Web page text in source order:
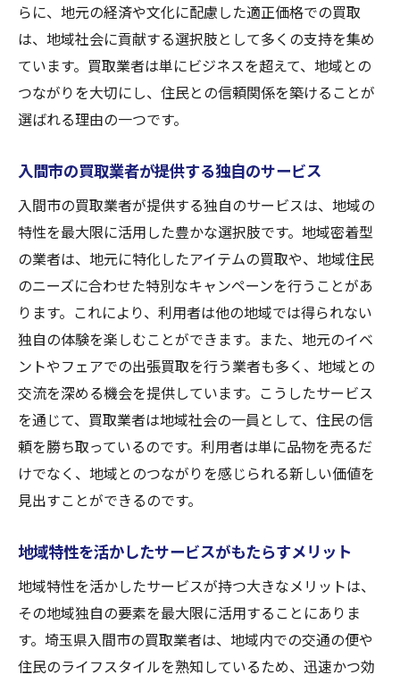
入間市で安心して買取を利用するためのチ
ェックポイント
地域特性を活かした入間市の買取業者の評判と
は
地域特性が買取サービスに与える影響
入間市の買取業者が持つ特有の評判
地元住民からの信頼を得るための取り組み
入間市の経済状況を反映した買取価格の適
正化
買取業者が地域に与えるポジティブな影響
入間市での買取業者選びのポイント
初めてでも安心できる入間市の買取サービスの
選び方
初心者でも安心の買取業者の選び方
入間市での買取サービスを選ぶ基準とは
初めての買取体験を成功させるために
安心して取引を行えるための心構え
初めての買取に役立つ情報とアドバイス
入間市での迅速な買取体験がもたらす利便性と
は
迅速な対応がもたらす満足感
入間市の買取業者によるスピーディーなサ
らに、地元の経済や文化に配慮した適正価格での買取
は、地域社会に貢献する選択肢として多くの支持を集め
ています。買取業者は単にビジネスを超えて、地域との
つながりを大切にし、住民との信頼関係を築けることが
選ばれる理由の一つです。
入間市の買取業者が提供する独自のサービス
入間市の買取業者が提供する独自のサービスは、地域の
特性を最大限に活用した豊かな選択肢です。地域密着型
の業者は、地元に特化したアイテムの買取や、地域住民
のニーズに合わせた特別なキャンペーンを行うことがあ
ります。これにより、利用者は他の地域では得られない
独自の体験を楽しむことができます。また、地元のイベ
ントやフェアでの出張買取を行う業者も多く、地域との
交流を深める機会を提供しています。こうしたサービス
を通じて、買取業者は地域社会の一員として、住民の信
頼を勝ち取っているのです。利用者は単に品物を売るだ
けでなく、地域とのつながりを感じられる新しい価値を
見出すことができるのです。
地域特性を活かしたサービスがもたらすメリット
地域特性を活かしたサービスが持つ大きなメリットは、
その地域独自の要素を最大限に活用することにありま
す。埼玉県入間市の買取業者は、地域内での交通の便や
住民のライフスタイルを熟知しているため、迅速かつ効